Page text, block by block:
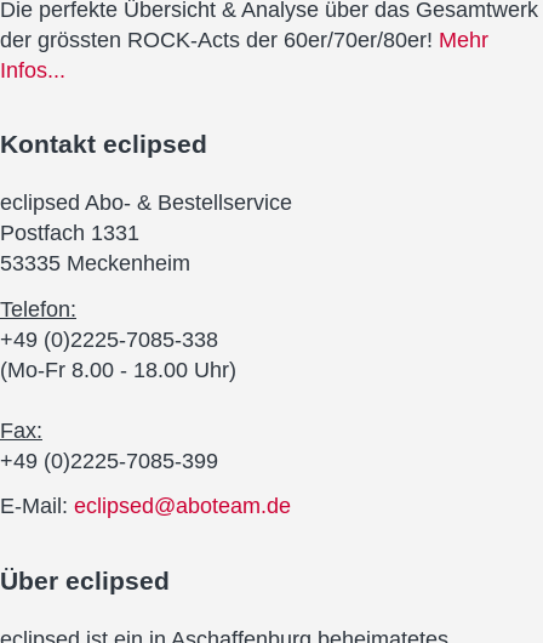
Die perfekte Übersicht & Analyse über das Gesamtwerk
der grössten ROCK-Acts der 60er/70er/80er! Mehr
Infos...
Kontakt eclipsed
eclipsed Abo- & Bestellservice
Postfach 1331
53335 Meckenheim
Telefon:
+49 (0)2225-7085-338
(Mo-Fr 8.00 - 18.00 Uhr)
Fax:
+49 (0)2225-7085-399
E-Mail: eclipsed@aboteam.de
Über eclipsed